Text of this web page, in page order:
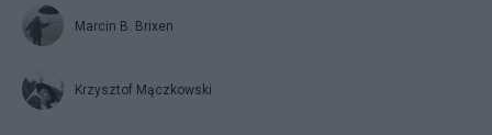
Marcin B. Brixen
Krzysztof Mączkowski